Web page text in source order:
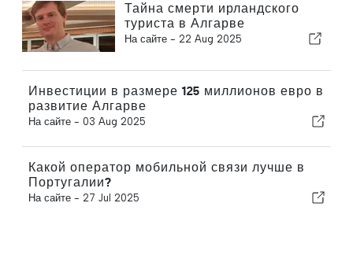
Тайна смерти ирландского
туриста в Алгарве
На сайте - 22 Aug 2025
Инвестиции в размере 125 миллионов евро в
развитие Алгарве
На сайте - 03 Aug 2025
Какой оператор мобильной связи лучше в
Португалии?
На сайте - 27 Jul 2025